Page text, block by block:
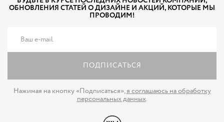
ОБНОВЛЕНИЯ СТАТЕЙ О ДИЗАЙНЕ И АКЦИЙ, КОТОРЫЕ МЫ
ПРОВОДИМ!
ПОДПИСАТЬСЯ
Нажимая на кнопку «Подписаться»,я соглашаюсь на обработку
персональных данных.